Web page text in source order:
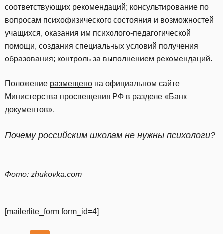
соответствующих рекомендаций; консультирование по
вопросам психофизического состояния и возможностей
учащихся, оказания им психолого-педагогической
помощи, создания специальных условий получения
образования; контроль за выполнением рекомендаций.
Положение размещено на официальном сайте
Министерства просвещения РФ в разделе «Банк
документов».
Почему российским школам не нужны психологи?
Фото: zhukovka.com
[mailerlite_form form_id=4]